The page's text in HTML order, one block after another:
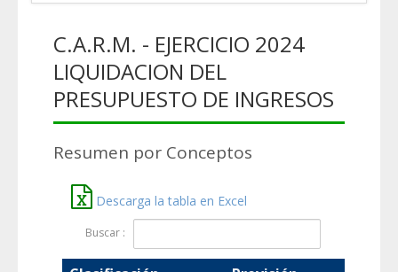
C.A.R.M. - EJERCICIO 2024
LIQUIDACION DEL
PRESUPUESTO DE INGRESOS
Resumen por Conceptos
Descarga la tabla en Excel
Buscar :